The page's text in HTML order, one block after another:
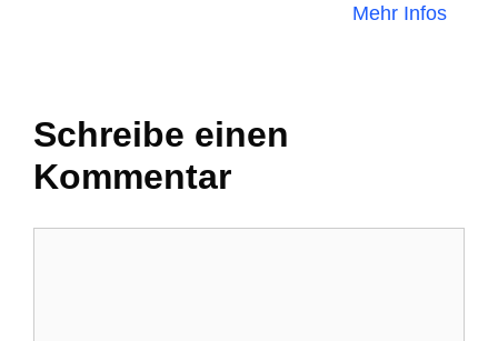
Mehr Infos
Schreibe einen
Kommentar